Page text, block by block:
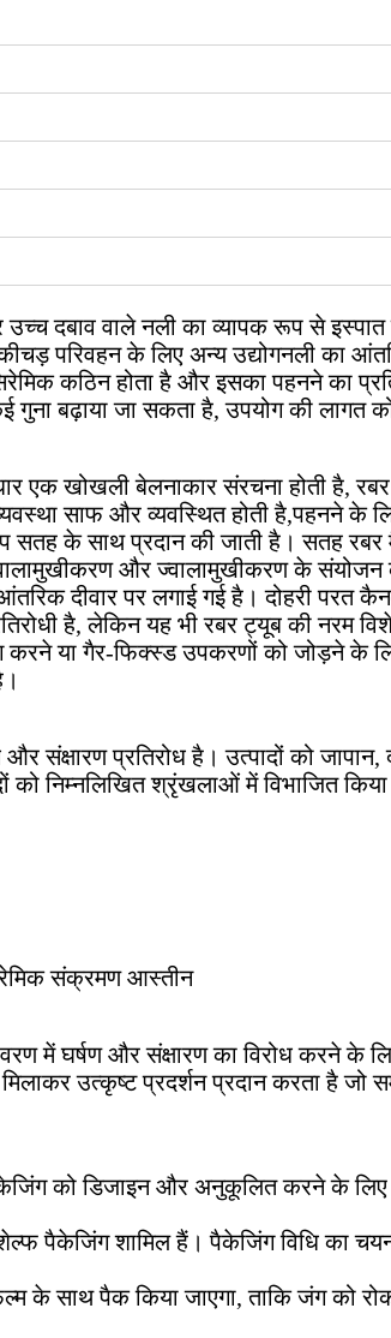
दबाव वाले नली का व्यापक रूप से इस्पात
परिवहन के लिए अन्य उद्योगनली का
कठिन होता है और इसका पहनने का
गुना बढ़ाया जा सकता है, उपयोग की
एक खोखली बेलनाकार संरचना होती है,
साफ और व्यवस्थित होती है,पहनने के
सतह के साथ प्रदान की जाती है। सतह रबर
और ज्वालामुखीकरण के संयोजन
दीवार पर लगाई गई है। दोहरी परत
है, लेकिन यह भी रबर ट्यूब की नरम
या गैर-फिक्स्ड उपकरणों को जोड़ने के
प्रतिरोध है। उत्पादों को जापान,
को निम्नलिखित श्रृंखलाओं में विभाजित किया
संक्रमण आस्तीन
में घर्षण और संक्षारण का विरोध करने के
उत्कृष्ट प्रदर्शन प्रदान करता है जो
को डिजाइन और अनुकूलित करने के लिए
पैकेजिंग शामिल हैं। पैकेजिंग विधि का
के साथ पैक किया जाएगा, ताकि जंग को